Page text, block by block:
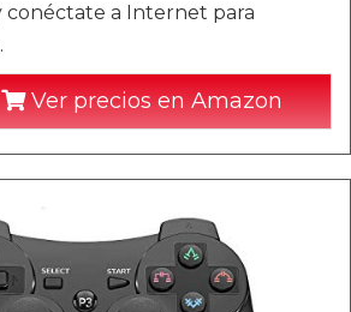
conéctate a Internet para
Ver precios en Amazon